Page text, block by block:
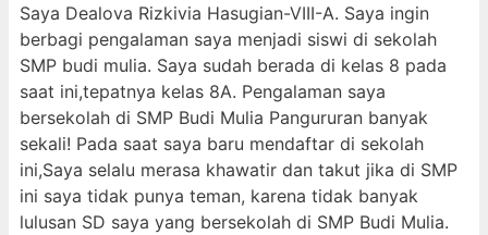
Saya Dealova Rizkivia Hasugian-VIII-A. Saya ingin
berbagi pengalaman saya menjadi siswi di sekolah
SMP budi mulia. Saya sudah berada di kelas 8 pada
saat ini,tepatnya kelas 8A. Pengalaman saya
bersekolah di SMP Budi Mulia Pangururan banyak
sekali! Pada saat saya baru mendaftar di sekolah
ini,Saya selalu merasa khawatir dan takut jika di SMP
ini saya tidak punya teman, karena tidak banyak
lulusan SD saya yang bersekolah di SMP Budi Mulia.